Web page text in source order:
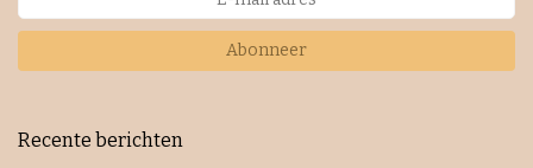
Abonneer
Recente berichten